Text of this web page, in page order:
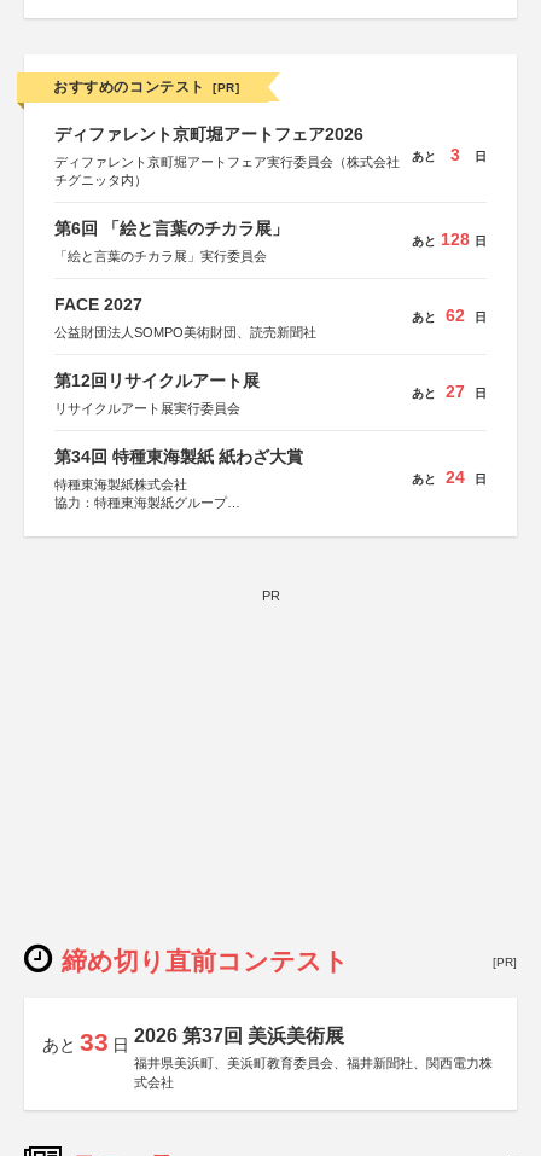
おすすめのコンテスト [PR]
ディファレント京町堀アートフェア2026
ディファレント京町堀アートフェア実行委員会（株式会社
チグニッタ内）
あと 3 日
第6回 「絵と言葉のチカラ展」
「絵と言葉のチカラ展」実行委員会
あと 128 日
FACE 2027
公益財団法人SOMPO美術財団、読売新聞社
あと 62 日
第12回リサイクルアート展
リサイクルアート展実行委員会
あと 27 日
第34回 特種東海製紙 紙わざ大賞
特種東海製紙株式会社
協力：特種東海製紙グループ
あと 24 日
PR
締め切り直前コンテスト [PR]
あと 33 日 2026 第37回 美浜美術展
福井県美浜町、美浜町教育委員会、福井新聞社、関西電力株
式会社